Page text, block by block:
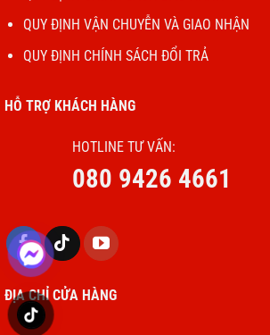
QUY ĐỊNH VẬN CHUYỄN VÀ GIAO NHẬN
QUY ĐỊNH CHÍNH SÁCH ĐỔI TRẢ
HỖ TRỢ KHÁCH HÀNG
HOTLINE TƯ VẤN:
080 9426 4661
ĐỊA CHỈ CỬA HÀNG